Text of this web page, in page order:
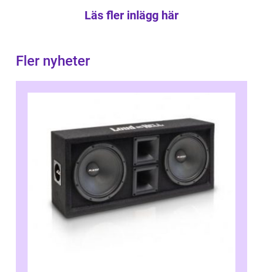
Läs fler inlägg här
Fler nyheter